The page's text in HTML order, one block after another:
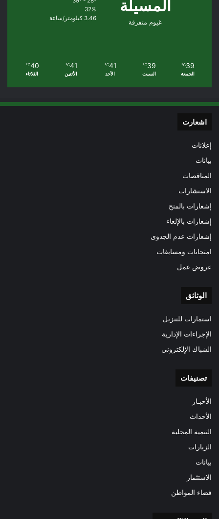
المسيلة
غيوم متفرقة
32%
3.46 كيلومتر/ساعة
39
℃
الجمعة
39
℃
السبت
41
℃
الأحد
41
℃
الأثنين
40
℃
الثلاثاء
اشعارت
إعلانات
بيانات
المناقصات
الاستشارات
إشعارات بالمنح
إشعارات بالإلغاء
إشعارات عدم الجدوى
امتحانات ومسابقات
عروض عمل
الوثائق
استمارات للتنزيل
الإجراءات الإدارية
الشباك الإلكتروني
تصنيفات
الأخبـار
الأحداث
التنمية المحلية
الزيارات
بيانات
الاستثمار
فضاء المواطن